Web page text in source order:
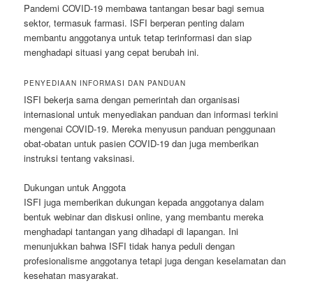
Pandemi COVID-19 membawa tantangan besar bagi semua
sektor, termasuk farmasi. ISFI berperan penting dalam
membantu anggotanya untuk tetap terinformasi dan siap
menghadapi situasi yang cepat berubah ini.
PENYEDIAAN INFORMASI DAN PANDUAN
ISFI bekerja sama dengan pemerintah dan organisasi
internasional untuk menyediakan panduan dan informasi terkini
mengenai COVID-19. Mereka menyusun panduan penggunaan
obat-obatan untuk pasien COVID-19 dan juga memberikan
instruksi tentang vaksinasi.
Dukungan untuk Anggota
ISFI juga memberikan dukungan kepada anggotanya dalam
bentuk webinar dan diskusi online, yang membantu mereka
menghadapi tantangan yang dihadapi di lapangan. Ini
menunjukkan bahwa ISFI tidak hanya peduli dengan
profesionalisme anggotanya tetapi juga dengan keselamatan dan
kesehatan masyarakat.